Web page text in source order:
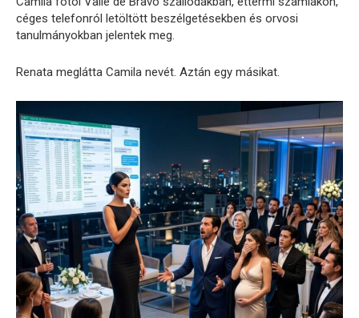
céges telefonról letöltött beszélgetésekben és orvosi
tanulmányokban jelentek meg.
Renata meglátta Camila nevét. Aztán egy másikat.